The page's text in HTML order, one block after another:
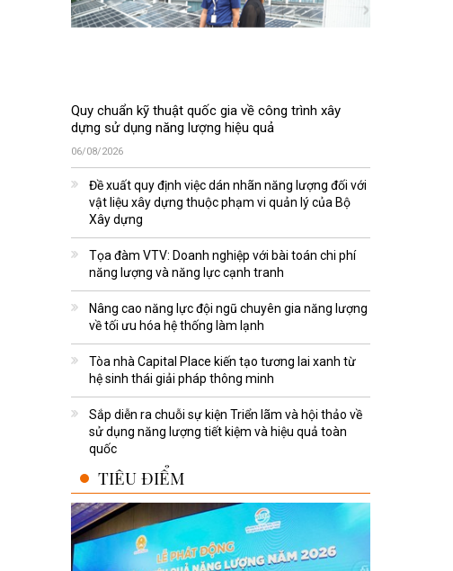
Quy chuẩn kỹ thuật quốc gia về công trình xây
dựng sử dụng năng lượng hiệu quả
06/08/2026
Đề xuất quy định việc dán nhãn năng lượng đối với
vật liệu xây dựng thuộc phạm vi quản lý của Bộ
Xây dựng
Tọa đàm VTV: Doanh nghiệp với bài toán chi phí
năng lượng và năng lực cạnh tranh
Nâng cao năng lực đội ngũ chuyên gia năng lượng
về tối ưu hóa hệ thống làm lạnh
Tòa nhà Capital Place kiến tạo tương lai xanh từ
hệ sinh thái giải pháp thông minh
Sắp diễn ra chuỗi sự kiện Triển lãm và hội thảo về
sử dụng năng lượng tiết kiệm và hiệu quả toàn
quốc
TIÊU ĐIỂM